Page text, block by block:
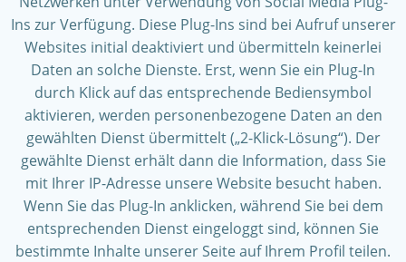
Ins zur Verfügung. Diese Plug-Ins sind bei Aufruf unserer
Websites initial deaktiviert und übermitteln keinerlei
Daten an solche Dienste. Erst, wenn Sie ein Plug-In
durch Klick auf das entsprechende Bediensymbol
aktivieren, werden personenbezogene Daten an den
gewählten Dienst übermittelt („2-Klick-Lösung“). Der
gewählte Dienst erhält dann die Information, dass Sie
mit Ihrer IP-Adresse unsere Website besucht haben.
Wenn Sie das Plug-In anklicken, während Sie bei dem
entsprechenden Dienst eingeloggt sind, können Sie
bestimmte Inhalte unserer Seite auf Ihrem Profil teilen.